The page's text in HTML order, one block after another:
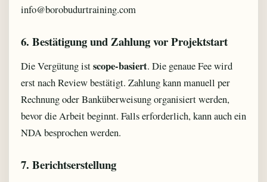
info@borobudurtraining.com
6. Bestätigung und Zahlung vor Projektstart
Die Vergütung istscope-basiert. Die genaue Fee wird
erst nach Review bestätigt. Zahlung kann manuell per
Rechnung oder Banküberweisung organisiert werden,
bevor die Arbeit beginnt. Falls erforderlich, kann auch ein
NDA besprochen werden.
7. Berichtserstellung